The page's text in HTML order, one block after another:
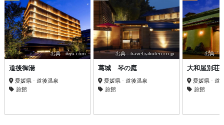
出典：ikyu.com
道後御湯
愛媛県 - 道後温泉
旅館
出典：travel.rakuten.co.jp
葛城 琴の庭
愛媛県 - 道後温泉
旅館
出典：
大和屋別荘
愛媛県 - 道
旅館